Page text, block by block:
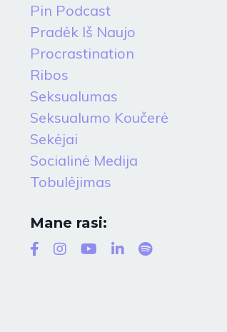
Pin Podcast
Pradėk Iš Naujo
Procrastination
Ribos
Seksualumas
Seksualumo Koučerė
Sekėjai
Socialinė Medija
Tobulėjimas
Mane rasi: